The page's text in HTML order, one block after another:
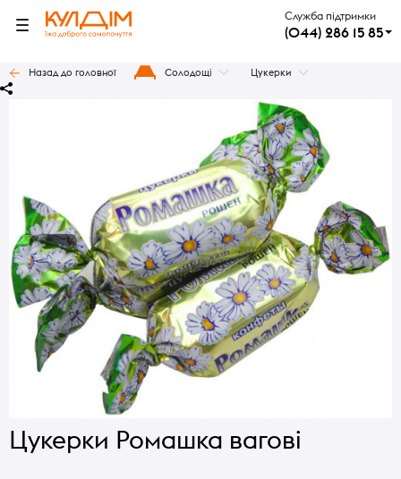
Служба підтримки
(044) 286 15 85
Назад до головної Солодощі Цукерки
Цукерки Ромашка вагові